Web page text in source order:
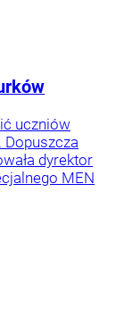
uczniów
dyrektor
MEN